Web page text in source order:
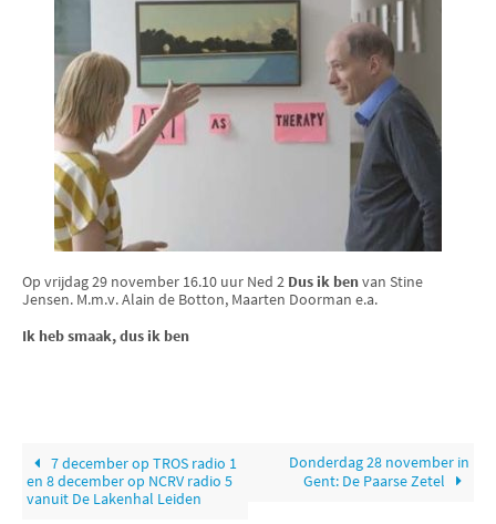
Op vrijdag 29 november 16.10 uur Ned 2 Dus ik benvan Stine
Jensen. M.m.v. Alain de Botton, Maarten Doorman e.a.
Ik heb smaak, dus ik ben
7 december op TROS radio 1
en 8 december op NCRV radio 5
vanuit De Lakenhal Leiden
Donderdag 28 november in
Gent: De Paarse Zetel